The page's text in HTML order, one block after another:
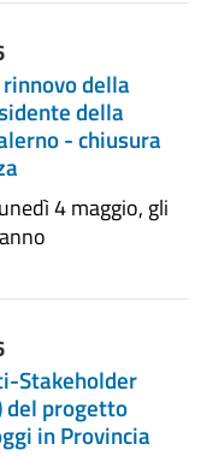
della
della
- chiusura
4 maggio, gli
Stakeholder
del progetto
in Provincia